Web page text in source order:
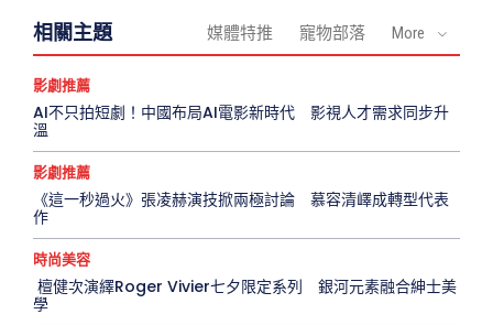
相關主題 媒體特推 寵物部落 More
影劇推薦
AI不只拍短劇！中國布局AI電影新時代 影視人才需求同步升
溫
影劇推薦
《這一秒過火》張凌赫演技掀兩極討論 慕容清嶧成轉型代表
作
時尚美容
檀健次演繹Roger Vivier七夕限定系列 銀河元素融合紳士美
學